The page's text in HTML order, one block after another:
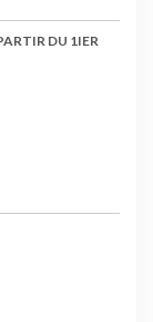
DU 1IER